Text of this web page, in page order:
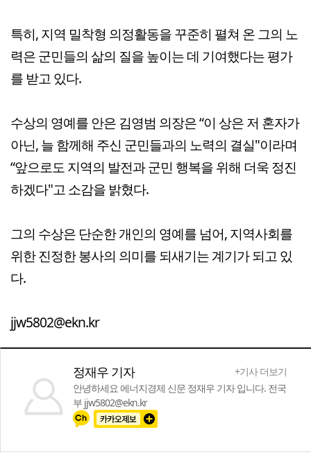
특히, 지역 밀착형 의정활동을 꾸준히 펼쳐 온 그의 노
력은 군민들의 삶의 질을 높이는 데 기여했다는 평가
를 받고 있다.
수상의 영예를 안은 김영범 의장은 “이 상은 저 혼자가
아닌, 늘 함께해 주신 군민들과의 노력의 결실"이라며
“앞으로도 지역의 발전과 군민 행복을 위해 더욱 정진
하겠다"고 소감을 밝혔다.
그의 수상은 단순한 개인의 영예를 넘어, 지역사회를
위한 진정한 봉사의 의미를 되새기는 계기가 되고 있
다.
jjw5802@ekn.kr
정재우 기자
+기사 더보기
안녕하세요 에너지경제 신문 정재우 기자 입니다. 전국
부 jjw5802@ekn.kr